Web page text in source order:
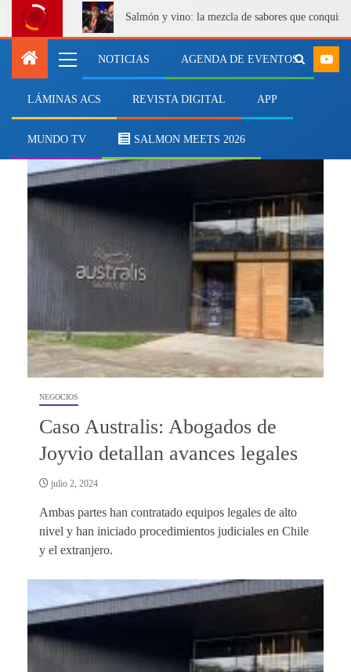
Salmón y vino: la mezcla de sabores que
NOTICIAS AGENDA DE EVENTOS
LÁMINAS ACS REVISTA DIGITAL APP
MUNDO TV SALMON MEETS 2026
querella criminal
NEGOCIOS
Caso Australis: Abogados de
Joyvio detallan avances legales
julio 2, 2024
Ambas partes han contratado equipos legales de alto
nivel y han iniciado procedimientos judiciales en Chile
y el extranjero.